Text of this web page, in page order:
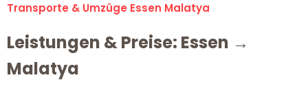
Transporte & Umzüge Essen Malatya
Leistungen & Preise: Essen →
Malatya